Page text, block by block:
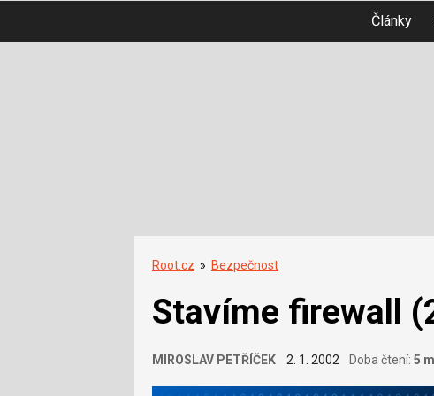
Články
Root.cz » Bezpečnost
Stavíme firewall
MIROSLAV PETŘÍČEK 2. 1. 2002 Doba čtení: 5